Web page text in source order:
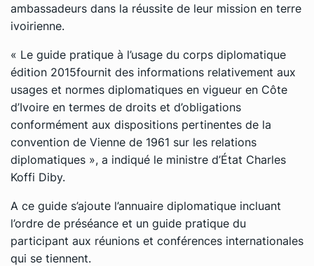
ambassadeurs dans la réussite de leur mission en terre
ivoirienne.
« Le guide pratique à l’usage du corps diplomatique
édition 2015fournit des informations relativement aux
usages et normes diplomatiques en vigueur en Côte
d’Ivoire en termes de droits et d’obligations
conformément aux dispositions pertinentes de la
convention de Vienne de 1961 sur les relations
diplomatiques », a indiqué le ministre d’État Charles
Koffi Diby.
A ce guide s’ajoute l’annuaire diplomatique incluant
l’ordre de préséance et un guide pratique du
participant aux réunions et conférences internationales
qui se tiennent.